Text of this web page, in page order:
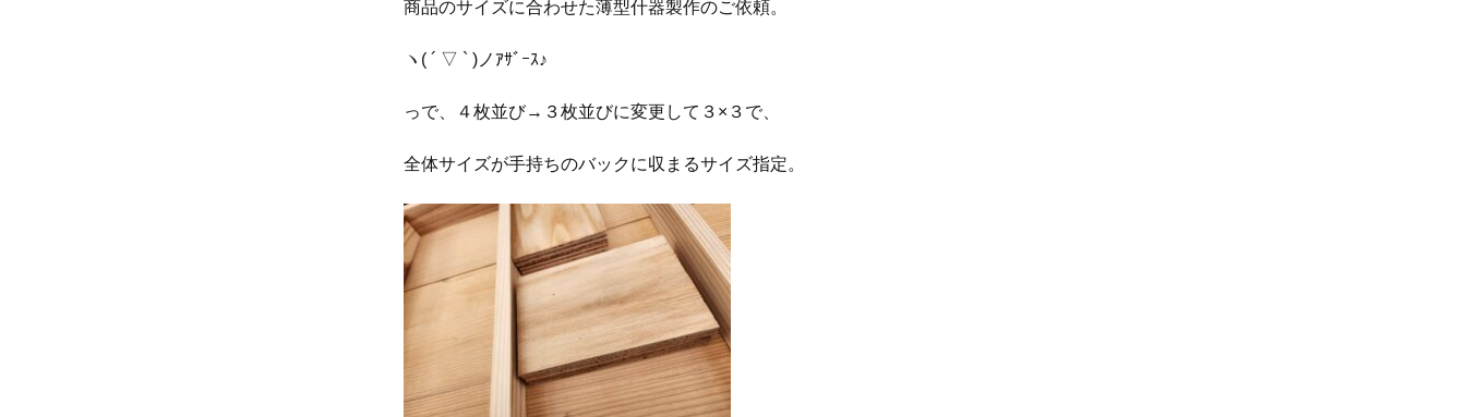
商品のサイズに合わせた薄型什器製作のご依頼。
ヽ( ´ ▽ ` )ノｱｻﾞｰｽ♪
っで、４枚並び→３枚並びに変更して３×３で、
全体サイズが手持ちのバックに収まるサイズ指定。